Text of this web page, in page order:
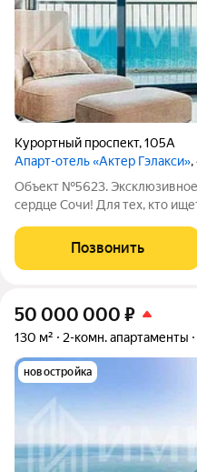
Курортный проспект,105А
Апарт-отель «Актер Гэлакси»,
Объект №5623. Эксклюзивное предложение бизнес-класса в
сердце Сочи! Для тех, кто
Центр Сочи пешая доступность к набережной, театрам,
гастрономическим
Позвонить
50 000 000 ₽
130 м² 2-комн. апартаменты
новостройка